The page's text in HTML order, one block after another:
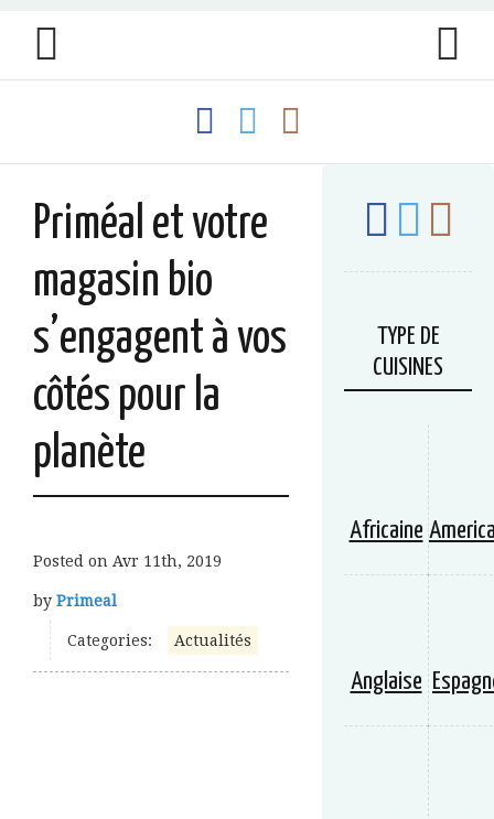
Priméal et votre
magasin bio
s’engagent à vos
côtés pour la
planète
Posted on Avr 11th, 2019
by Primeal
Categories: Actualités
TYPE DE
CUISINES
Africaine
Anglaise